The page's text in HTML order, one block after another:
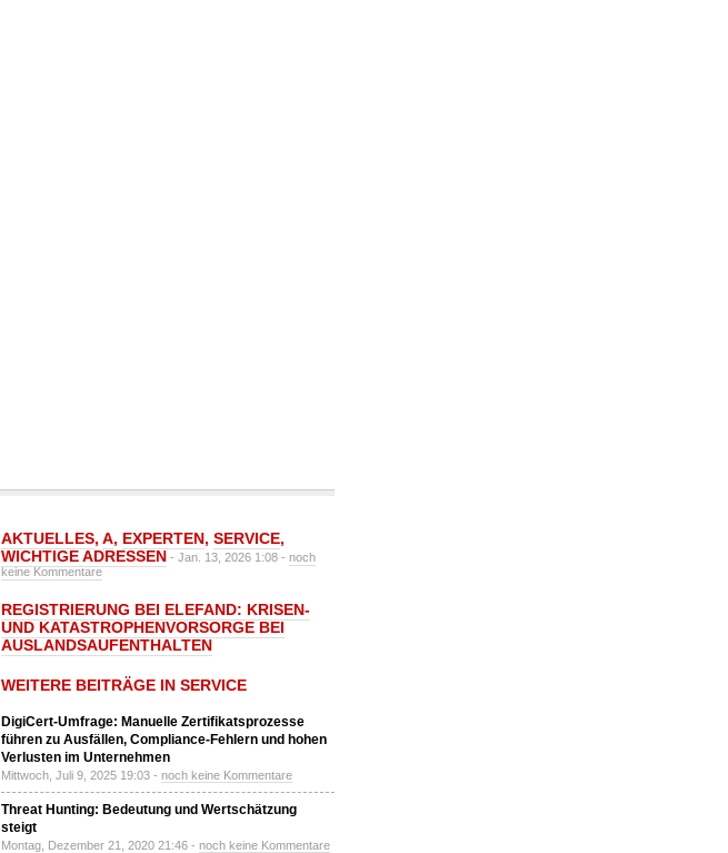
AKTUELLES, A, EXPERTEN, SERVICE,
WICHTIGE ADRESSEN - Jan. 13, 2026 1:08 - noch
keine Kommentare
REGISTRIERUNG BEI ELEFAND: KRISEN-
UND KATASTROPHENVORSORGE BEI
AUSLANDSAUFENTHALTEN
WEITERE BEITRÄGE IN SERVICE
DigiCert-Umfrage: Manuelle Zertifikatsprozesse
führen zu Ausfällen, Compliance-Fehlern und hohen
Verlusten im Unternehmen
Mittwoch, Juli 9, 2025 19:03 - noch keine Kommentare
Threat Hunting: Bedeutung und Wertschätzung
steigt
Montag, Dezember 21, 2020 21:46 - noch keine Kommentare